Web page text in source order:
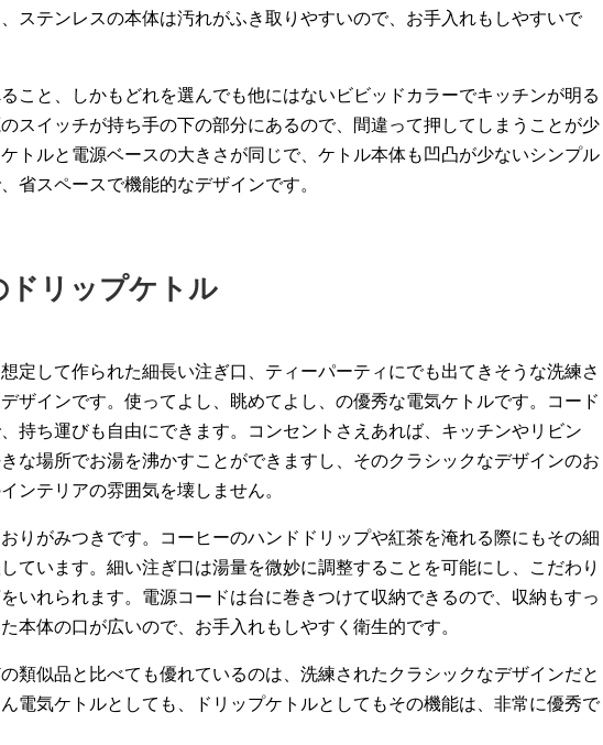
ステンレスの本体は汚れがふき取りやすいので、お手入れもしやすいで
こと、しかもどれを選んでも他にはないビビッドカラーでキッチンが明る
スイッチが持ち手の下の部分にあるので、間違って押してしまうことが少
トルと電源ベースの大きさが同じで、ケトル本体も凹凸が少ないシンプル
省スペースで機能的なデザインです。
ドリップケトル
定して作られた細長い注ぎ口、ティーパーティにでも出てきそうな洗練さ
ザインです。使ってよし、眺めてよし、の優秀な電気ケトルです。コード
持ち運びも自由にできます。コンセントさえあれば、キッチンやリビン
な場所でお湯を沸かすことができますし、そのクラシックなデザインのお
ンテリアの雰囲気を壊しません。
りがみつきです。コーヒーのハンドドリップや紅茶を淹れる際にもその細
ています。細い注ぎ口は湯量を微妙に調整することを可能にし、こだわり
いれられます。電源コードは台に巻きつけて収納できるので、収納もすっ
本体の口が広いので、お手入れもしやすく衛生的です。
類似品と比べても優れているのは、洗練されたクラシックなデザインだと
電気ケトルとしても、ドリップケトルとしてもその機能は、非常に優秀で